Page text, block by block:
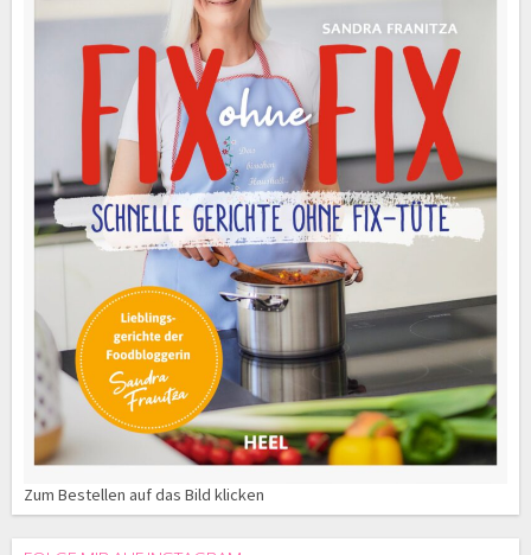
Zum Bestellen auf das Bild klicken